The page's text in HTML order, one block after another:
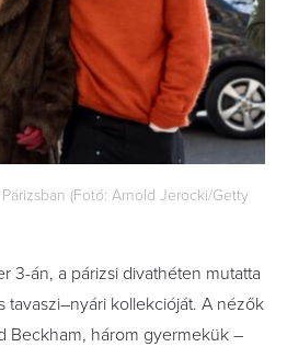
(Fotó: Arnold Jerocki/Getty
3-án, a párizsi divathéten mutatta
tavaszi–nyári kollekcióját. A nézők
Beckham, három gyermekük –